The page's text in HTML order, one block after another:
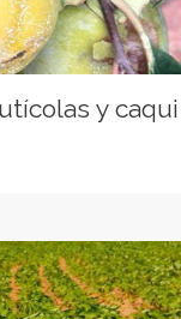
y caqui